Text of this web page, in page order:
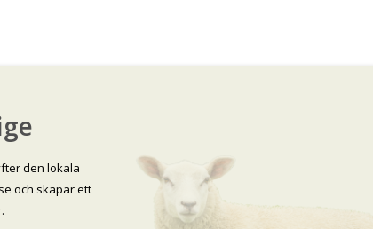
den lokala
och skapar ett